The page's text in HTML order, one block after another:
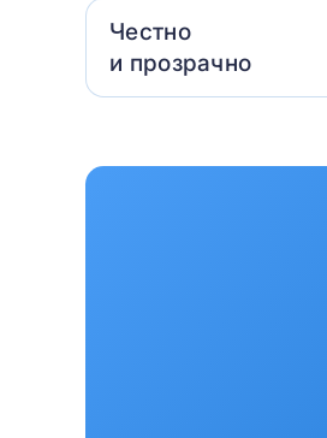
Честно
и прозрачно